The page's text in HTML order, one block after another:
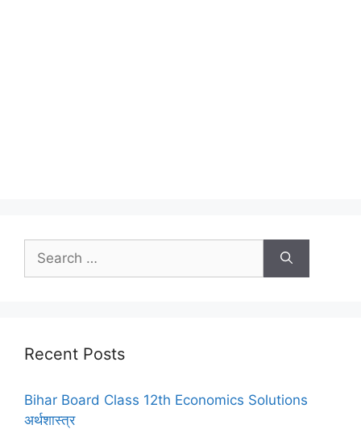
Search
for:
Recent Posts
Bihar Board Class 12th Economics Solutions
अर्थशास्त्र